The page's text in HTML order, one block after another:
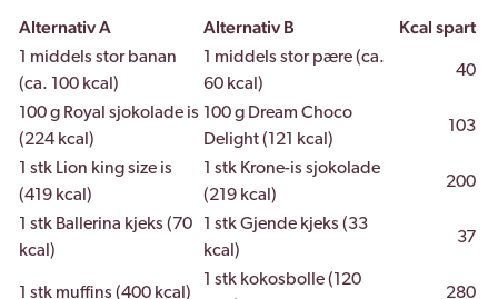
Alternativ A Alternativ B Kcal spart
1 middels stor banan
(ca. 100 kcal)
1 middels stor pære (ca.
60 kcal)
40
100 g Royal sjokolade is
(224 kcal)
100 g Dream Choco
Delight (121 kcal)
103
1 stk Lion king size is
(419 kcal)
1 stk Krone-is sjokolade
(219 kcal)
200
1 stk Ballerina kjeks (70
kcal)
1 stk Gjende kjeks (33
kcal)
37
1 stk muffins (400 kcal)
1 stk kokosbolle (120
280